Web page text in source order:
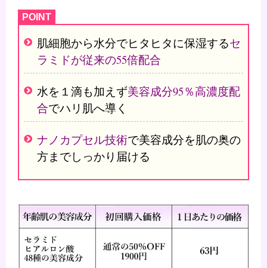
肌細胞から水分でヒタヒタに保湿するセ
ラミドが従来の55倍配合
水を１滴も加えず美容成分95％高濃度配
合でハリ肌へ導く
ナノカプセル技術で美容成分を肌の奥の
方までしっかり届ける